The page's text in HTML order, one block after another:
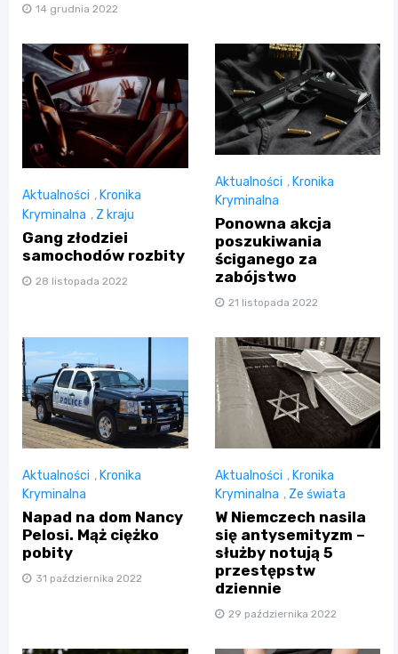
14 grudnia 2022
Aktualności ,Kronika
Kryminalna , Z kraju
Gang złodziei
samochodów rozbity
28 listopada 2022
Aktualności , Kronika
Kryminalna
Ponowna akcja
poszukiwania
ściganego za
zabójstwo
21 listopada 2022
Aktualności , Kronika
Kryminalna
Napad na dom Nancy
Pelosi. Mąż ciężko
pobity
31 października 2022
Aktualności , Kronika
Kryminalna , Ze świata
W Niemczech nasila
się antysemityzm –
służby notują 5
przestępstw
dziennie
29 października 2022